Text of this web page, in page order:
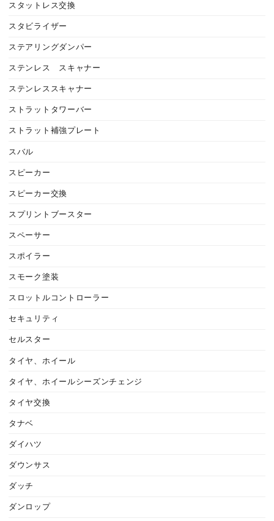
スタットレス交換
スタビライザー
ステアリングダンパー
ステンレス スキャナー
ステンレススキャナー
ストラットタワーバー
ストラット補強プレート
スバル
スピーカー
スピーカー交換
スプリントブースター
スペーサー
スポイラー
スモーク塗装
スロットルコントローラー
セキュリティ
セルスター
タイヤ、ホイール
タイヤ、ホイールシーズンチェンジ
タイヤ交換
タナベ
ダイハツ
ダウンサス
ダッチ
ダンロップ